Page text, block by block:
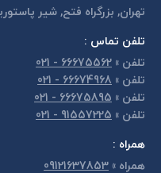
تهران, بزرگراه فتح, شير
تلفن تماس :
تلفن »
66675562 - 021
تلفن »
66674968 - 021
تلفن »
66675895 - 021
تلفن »
91557225 - 021
همراه :
همراه »
09121637853